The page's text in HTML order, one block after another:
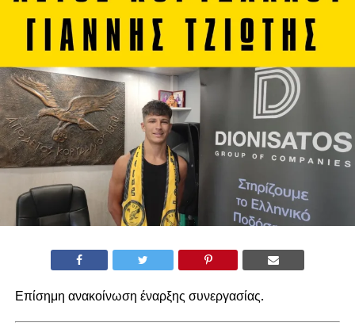
Επίσημη ανακοίνωση έναρξης συνεργασίας.